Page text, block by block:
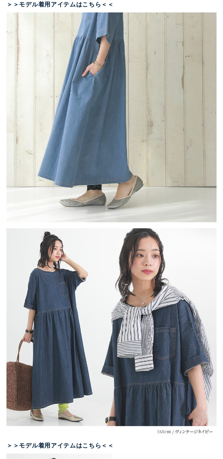
＞＞モデル着用アイテムはこちら＜＜
＞＞モデル着用アイテムはこちら＜＜